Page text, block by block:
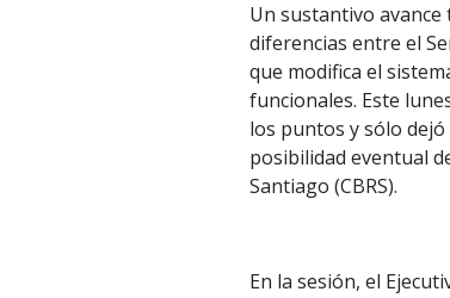
Un sustantivo
diferencias entre el
que modifica el
funcionales. Este
los puntos y sólo
posibilidad eventual
Santiago (CBRS).
En la sesión, el